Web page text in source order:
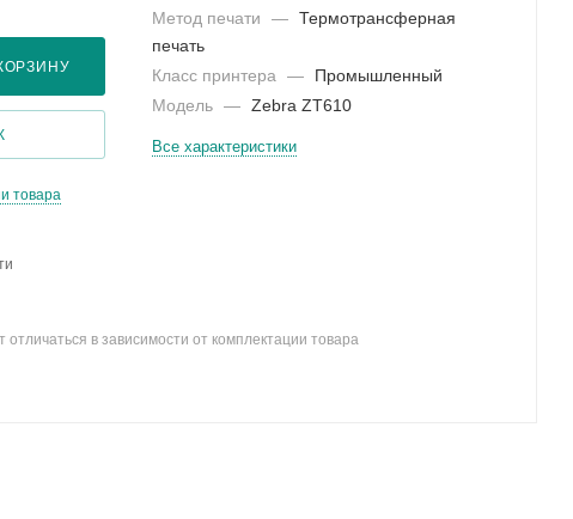
товара
Метод печати
— Термотрансферная
печать
Класс принтера —
Промышленный
Модель — Zebra ZT610
Все характеристики
отличаться в зависимости от комплектации товара